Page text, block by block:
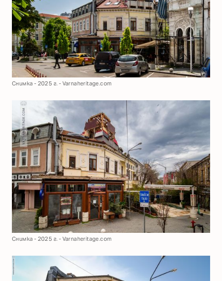
Снимка - 2025 г. - Varnaheritage.com
Снимка - 2025 г. - Varnaheritage.com